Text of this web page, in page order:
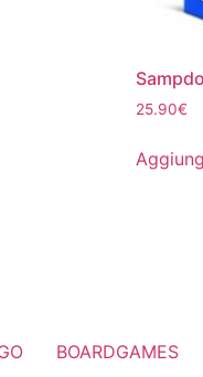
25.90€
BOARDGAMES